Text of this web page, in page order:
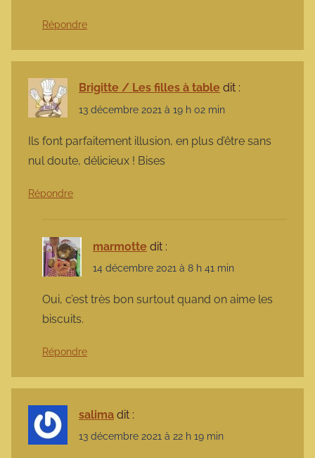
Répondre
Brigitte / Les filles à table dit :
13 décembre 2021 à 19 h 02 min
Ils font parfaitement illusion, en plus d’être sans
nul doute, délicieux ! Bises
Répondre
marmotte dit :
14 décembre 2021 à 8 h 41 min
Oui, c’est très bon surtout quand on aime les
biscuits.
Répondre
salima dit :
13 décembre 2021 à 22 h 19 min